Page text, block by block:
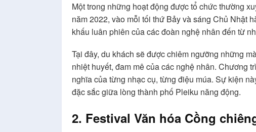
Một trong những hoạt động được tổ chức thường
năm 2022, vào mỗi tối thứ Bảy và sáng Chủ Nhật
khấu luân phiên của các đoàn nghệ nhân đến từ
Tại đây, du khách sẽ được chiêm ngưỡng những
nhiệt huyết, đam mê của các nghệ nhân. Chương
nghĩa của từng nhạc cụ, từng điệu múa. Sự kiện
đặc sắc giữa lòng thành phố Pleiku năng động.
2. Festival Văn hóa Cồng